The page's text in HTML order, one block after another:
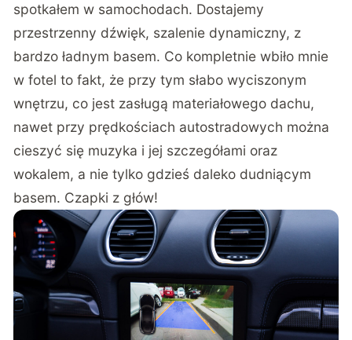
spotkałem w samochodach. Dostajemy
przestrzenny dźwięk, szalenie dynamiczny, z
bardzo ładnym basem. Co kompletnie wbiło mnie
w fotel to fakt, że przy tym słabo wyciszonym
wnętrzu, co jest zasługą materiałowego dachu,
nawet przy prędkościach autostradowych można
cieszyć się muzyka i jej szczegółami oraz
wokalem, a nie tylko gdzieś daleko dudniącym
basem. Czapki z głów!